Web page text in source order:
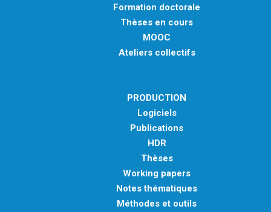
Formation doctorale
Thèses en cours
MOOC
Ateliers collectifs
PRODUCTION
Logiciels
Publications
HDR
Thèses
Working papers
Notes thématiques
Méthodes et outils